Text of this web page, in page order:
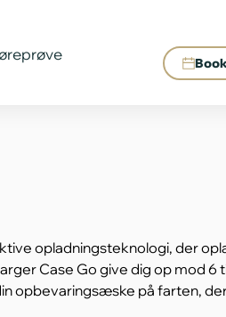
opladningsteknologi, der
Case Go give dig op mod 6
opbevaringsæske på farten,